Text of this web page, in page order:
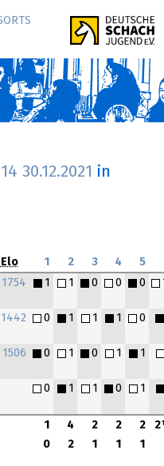
30.12.2021 in
Elo 1 2 3 4 5
1 4 2 2 2
0 2 1 1 1
1754 1 1 0 0 0
1442 0 1 1 1 0
1506 0 1 0 1 1
0 1 1 0 1